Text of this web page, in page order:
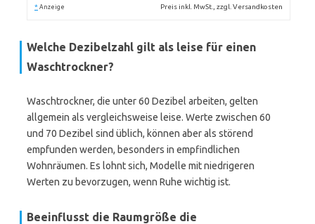
* Anzeige Preis inkl. MwSt., zzgl. Versandkosten
Welche Dezibelzahl gilt als leise für einen
Waschtrockner?
Waschtrockner, die unter 60 Dezibel arbeiten, gelten
allgemein als vergleichsweise leise. Werte zwischen 60
und 70 Dezibel sind üblich, können aber als störend
empfunden werden, besonders in empfindlichen
Wohnräumen. Es lohnt sich, Modelle mit niedrigeren
Werten zu bevorzugen, wenn Ruhe wichtig ist.
Beeinflusst die Raumgröße die